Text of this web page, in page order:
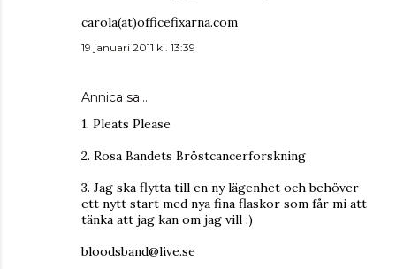
carola(at)officefixarna.com
19 januari 2011 kl. 13:39
Annica sa…
1. Pleats Please
2. Rosa Bandets Bröstcancerforskning
3. Jag ska flytta till en ny lägenhet och behöver
ett nytt start med nya fina flaskor som får mi att
tänka att jag kan om jag vill :)
bloodsband@live.se